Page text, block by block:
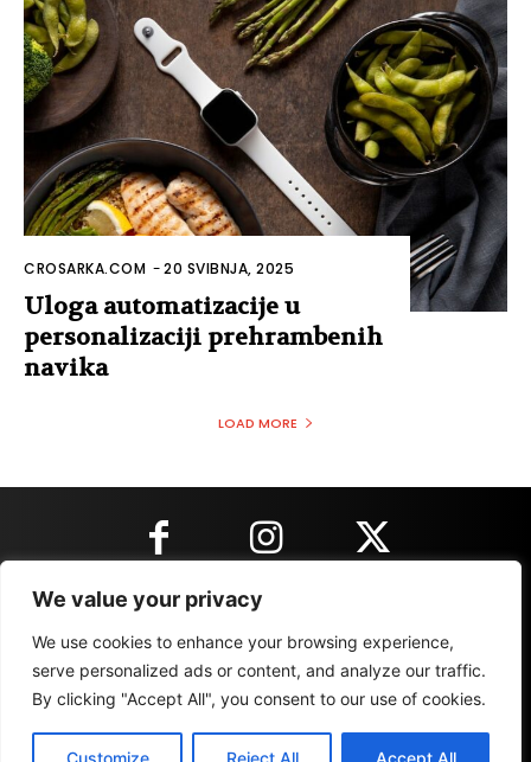
We value your privacy
We use cookies to enhance your browsing experience,
serve personalized ads or content, and analyze our traffic.
By clicking "Accept All", you consent to our use of cookies.
Customize Reject All Accept All
CROSARKA.COM -20 SVIBNJA, 2025
Uloga automatizacije u
personalizaciji prehrambenih
navika
LOAD MORE
KONTAKT INFORMACIJE
IMPRESSUM MARKETING REZULTATI